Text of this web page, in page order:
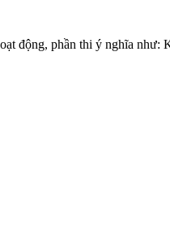
động, phần thi ý nghĩa như: